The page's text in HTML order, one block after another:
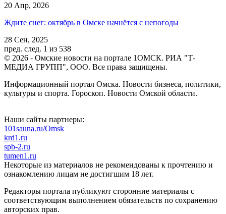
20 Апр, 2026
Ждите снег: октябрь в Омске начнётся с непогоды
28 Сен, 2025
пред. след. 1 из 538
© 2026 - Омские новости на портале 1ОМСК. РИА "Т-
МЕДИА ГРУПП", ООО. Все права защищены.
Информационный портал Омска. Новости бизнеса, политики,
культуры и спорта. Гороскоп. Новости Омской области.
Наши сайты партнеры:
101sauna.ru/Omsk
krd1.ru
spb-2.ru
tumen1.ru
Некоторые из материалов не рекомендованы к прочтению и
ознакомлению лицам не достигшим 18 лет.
Редакторы портала публикуют сторонние материалы с
соответствующим выполнением обязательств по сохранению
авторских прав.